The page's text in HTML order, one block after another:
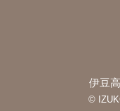
伊豆
©